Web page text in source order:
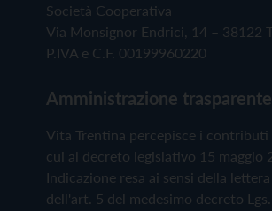
Società Cooperativa
Via Monsignor Endrici, 14 – 38122
P.IVA e C.F. 00199960220
Amministrazione trasparente
Vita Trentina percepisce i
cui al decreto legislativo 15 maggio
Indicazione resa ai sensi della
dell'art. 5 del medesimo decreto Lgs.